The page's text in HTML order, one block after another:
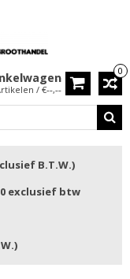
0
/ €--,--
B.T.W.)
exclusief btw